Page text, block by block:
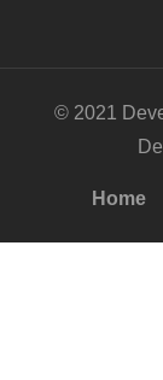
© 2021
Home